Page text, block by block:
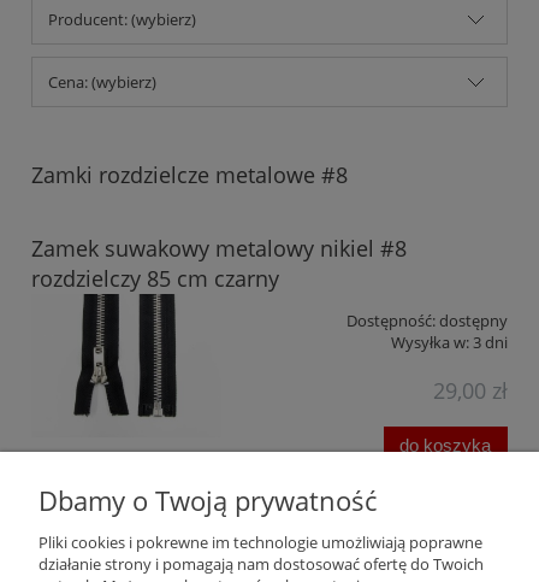
Producent: (wybierz)
Cena: (wybierz)
Zamki rozdzielcze metalowe #8
Zamek suwakowy metalowy nikiel #8
rozdzielczy 85 cm czarny
Dostępność: dostępny
Wysyłka w: 3 dni
29,00 zł
do koszyka
Pomoc
Dbamy o Twoją prywatność
Pliki cookies i pokrewne im technologie umożliwiają poprawne
działanie strony i pomagają nam dostosować ofertę do Twoich